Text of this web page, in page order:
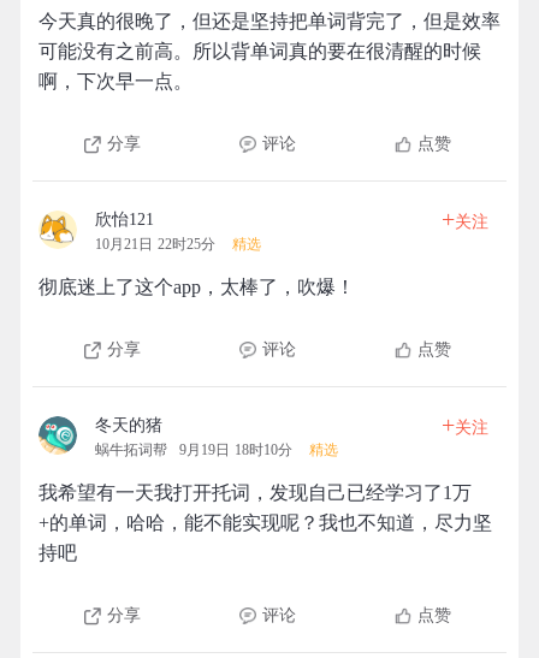
今天真的很晚了，但还是坚持把单词背完了，但是效率
可能没有之前高。所以背单词真的要在很清醒的时候
啊，下次早一点。
分享 评论 点赞
欣怡121
10月21日 22时25分 精选
+关注
彻底迷上了这个app，太棒了，吹爆！
分享 评论 点赞
冬天的猪
蜗牛拓词帮 9月19日 18时10分 精选
+关注
我希望有一天我打开托词，发现自己已经学习了1万
+的单词，哈哈，能不能实现呢？我也不知道，尽力坚
持吧
分享 评论 点赞